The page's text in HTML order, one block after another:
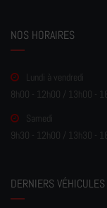
NOS HORAIRES
Lundi à vendredi
8h00 - 12h00 / 13h00 -
Samedi
9h30 - 12h00 / 13h30 -
DERNIERS